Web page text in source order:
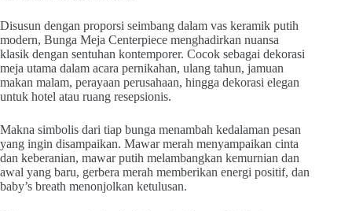
Disusun dengan proporsi seimbang dalam vas keramik putih
modern, Bunga Meja Centerpiece menghadirkan nuansa
klasik dengan sentuhan kontemporer. Cocok sebagai dekorasi
meja utama dalam acara pernikahan, ulang tahun, jamuan
makan malam, perayaan perusahaan, hingga dekorasi elegan
untuk hotel atau ruang resepsionis.
Makna simbolis dari tiap bunga menambah kedalaman pesan
yang ingin disampaikan. Mawar merah menyampaikan cinta
dan keberanian, mawar putih melambangkan kemurnian dan
awal yang baru, gerbera merah memberikan energi positif, dan
baby’s breath menonjolkan ketulusan.